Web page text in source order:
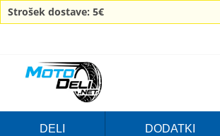
Strošek dostave: 5€
DELI DODATKI